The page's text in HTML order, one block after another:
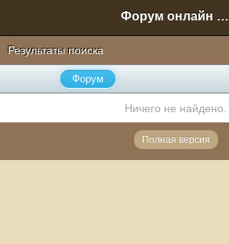
Форум онлайн игры "Новая Эра" (Нюра Биз)
Результаты поиска
Форум
Ничего не найдено.
Полная версия